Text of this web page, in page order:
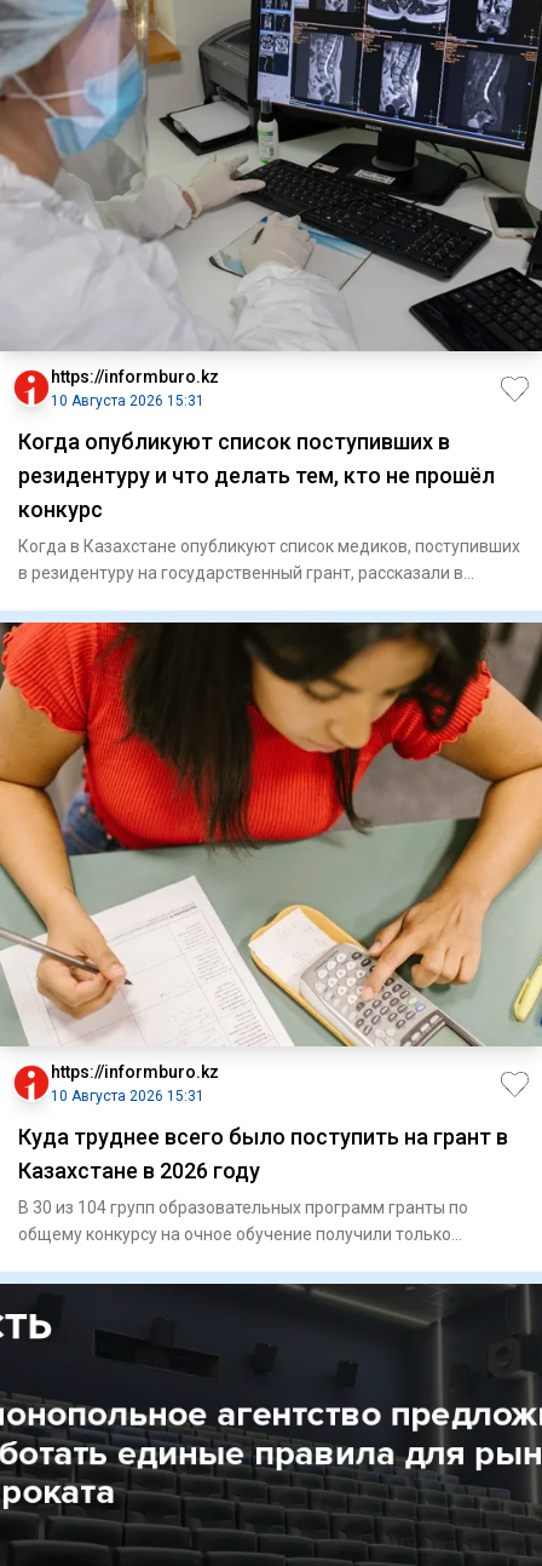
https://informburo.kz
10 Августа 2026 15:31
Когда опубликуют список поступивших в
резидентуру и что делать тем, кто не прошёл
конкурс
Когда в Казахстане опубликуют список медиков, поступивших
в резидентуру на государственный грант, рассказали в
https://informburo.kz
10 Августа 2026 15:31
Куда труднее всего было поступить на грант в
Казахстане в 2026 году
В 30 из 104 групп образовательных программ гранты по
общему конкурсу на очное обучение получили только